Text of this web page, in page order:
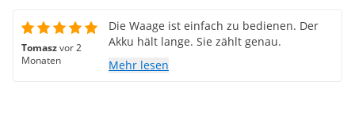
Tomaszvor 2
Monaten
Die Waage ist einfach zu bedienen. Der
Akku hält lange. Sie zählt genau.
Mehr lesen